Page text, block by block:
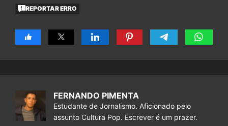
REPORTAR ERRO
FERNANDO PIMENTA
Estudante de Jornalismo. Aficionado pelo
assunto Cultura Pop. Escrever é um prazer.